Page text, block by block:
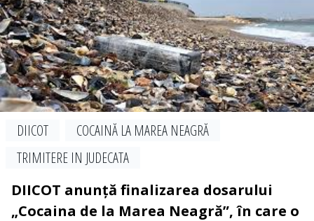
DIICOT
COCAINĂ LA MAREA NEAGRĂ
TRIMITERE IN JUDECATA
DIICOT anunță finalizarea dosarului
„Cocaina de la Marea Neagră”, în care o